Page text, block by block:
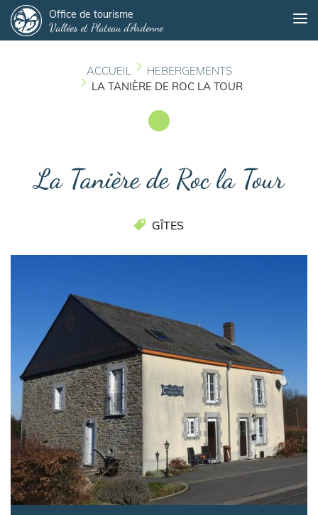
au
contenu
Office de tourisme
Vallées et Plateau d'Ardenne
ACCUEIL
HEBERGEMENTS
LA TANIÈRE DE ROC LA TOUR
La Tanière de Roc la Tour
GÎTES
Panneau de gestion des cookies